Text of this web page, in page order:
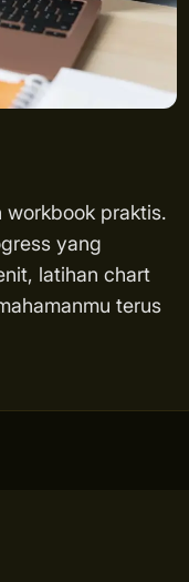
workbook praktis.
yang
latihan chart
terus